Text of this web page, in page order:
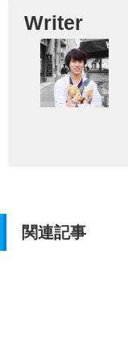
Writer
関連記事